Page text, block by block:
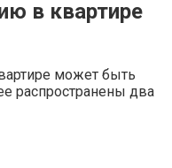
в квартире
может быть
распространены два